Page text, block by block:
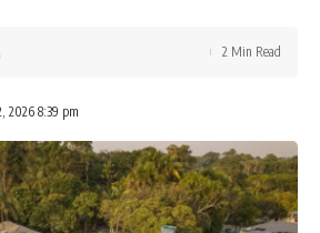
2026 8:39 pm
2 Min Read